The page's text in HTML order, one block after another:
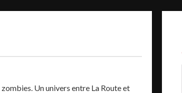
Un univers entre La Route et